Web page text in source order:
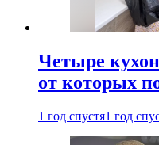
Четыре
от которых
1 год спустя1 год